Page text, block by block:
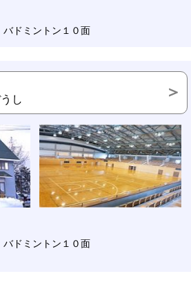
ドミントン１０面
し
ドミントン１０面